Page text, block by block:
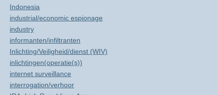
Indonesia
industrial/economic espionage
industry
informanten/infiltranten
Inlichting/Veiligheid/dienst (WIV)
inlichtingen(operatie(s))
internet surveillance
interrogation/verhoor